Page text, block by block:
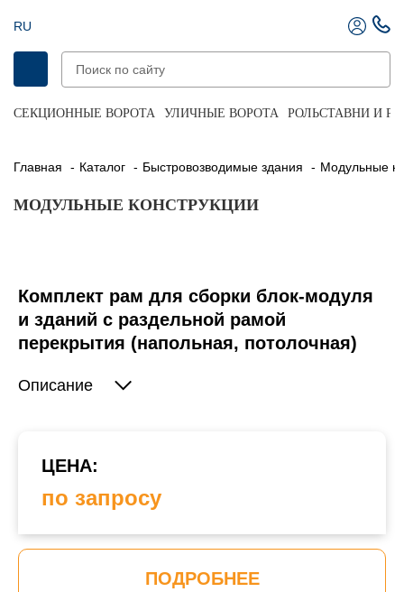
RU
СЕКЦИОННЫЕ ВОРОТА УЛИЧНЫЕ ВОРОТА РОЛЬСТАВНИ И
Главная Каталог Быстровозводимые здания Модульные
МОДУЛЬНЫЕ КОНСТРУКЦИИ
Комплект рам для сборки блок-модуля
и зданий с раздельной рамой
перекрытия (напольная, потолочная)
Описание
ЦЕНА:
по запросу
ПОДРОБНЕЕ